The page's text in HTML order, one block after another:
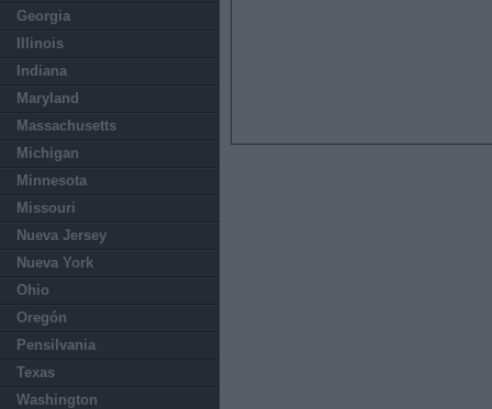
Georgia
Illinois
Indiana
Maryland
Massachusetts
Michigan
Minnesota
Missouri
Nueva Jersey
Nueva York
Ohio
Oregón
Pensilvania
Texas
Washington